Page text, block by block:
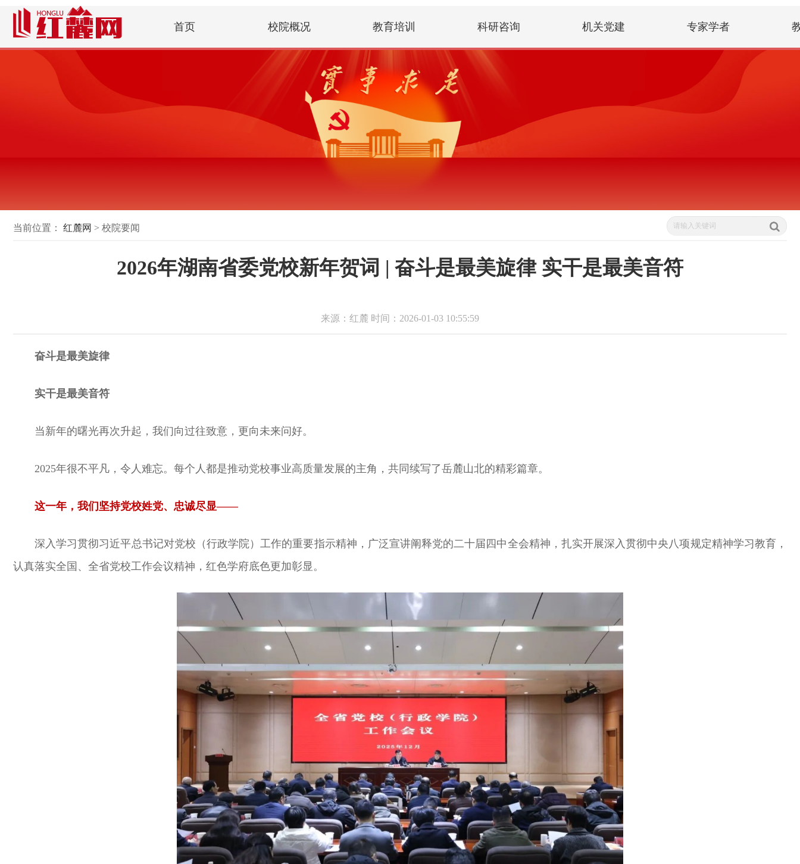
首页 校院概况 教育培训 科研咨询 机关党建 专家学者
当前位置： 红麓网 > 校院要闻
2026年湖南省委党校新年贺词 | 奋斗是最美旋律 实干是最美音符
来源：红麓 时间：2026-01-03 10:55:59
奋斗是最美旋律
实干是最美音符
当新年的曙光再次升起，我们向过往致意，更向未来问好。
2025年很不平凡，令人难忘。每个人都是推动党校事业高质量发展的主角，共同续写了岳麓山北的精彩篇章。
这一年，我们坚持党校姓党、忠诚尽显——
深入学习贯彻习近平总书记对党校（行政学院）工作的重要指示精神，广泛宣讲阐释党的二十届四中全会精神，扎实开展深入贯彻中央八项规定精神学习教育，
认真落实全国、全省党校工作会议精神，红色学府底色更加彰显。